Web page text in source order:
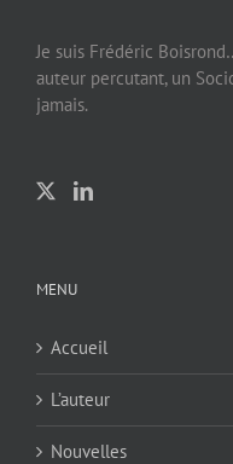
Je suis Frédéric
auteur percutant, un
jamais.
MENU
Accueil
L’auteur
Nouvelles